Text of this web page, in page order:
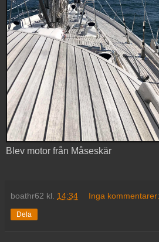
Blev motor från Måseskär
boathr62 kl. 14:34 Inga kommentarer:
Dela